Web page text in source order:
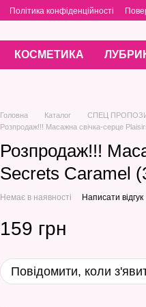
Політика конфіденційності
КОСМЕТИКА
Головна Каталог
СПЕЦ
Розпродаж!!! Масажна свічка-серце
Розпродаж!!!
Secrets Caramel
Немає в наявності Написати відгук
159 грн
Повідомити, коли